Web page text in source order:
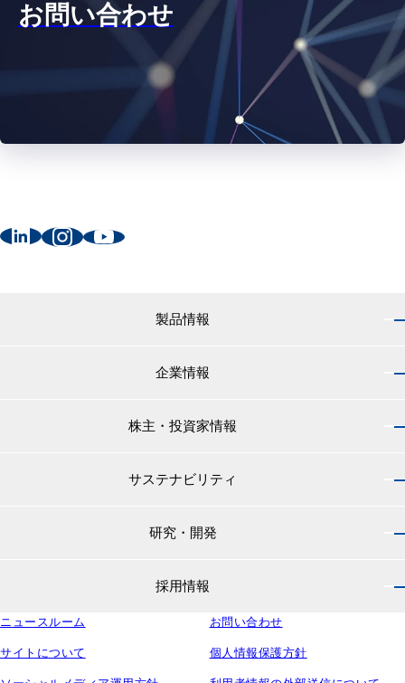
お問い合わせ
製品情報
小型船舶・漁船用塗料・漁網用防汚剤
建材用塗料
特殊樹脂化学品（軌道用材料）
コンテナ用塗料
企業情報
本社・支店・営業所
グループ会社
株主・投資家情報
株主・投資家情報 トップ
中国塗料ってどんな会社？
財務・業績情報
IRカレンダー
サステナビリティ
サステナビリティ トップ
社会
ガバナンス
研究・開発
中国塗料の技術力
採用情報
ニュースルーム お問い合わせ
サイトについて 個人情報保護方針